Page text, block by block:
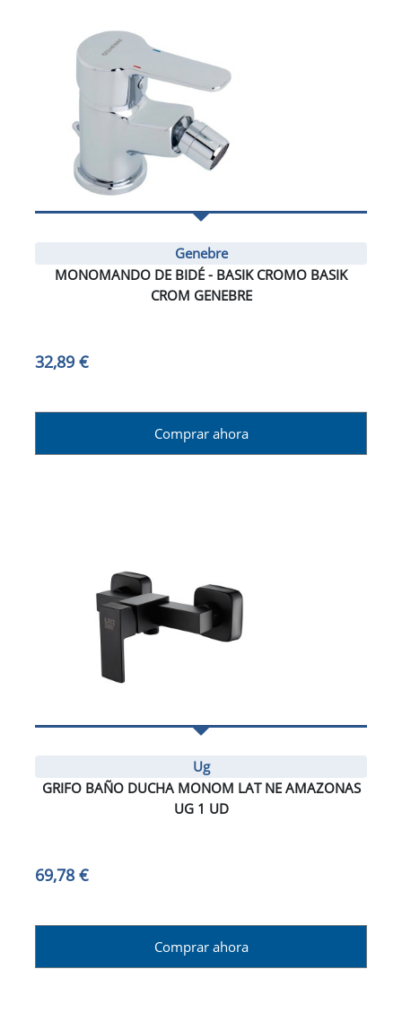
Genebre
MONOMANDO DE BIDÉ - BASIK CROMO BASIK
CROM GENEBRE
32,89 €
Comprar ahora
Ug
GRIFO BAÑO DUCHA MONOM LAT NE AMAZONAS
UG 1 UD
69,78 €
Comprar ahora